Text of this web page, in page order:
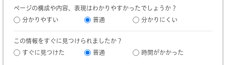
ページの構成や内容、表現はわかりやすかったでしょうか？
分かりやすい
普通 分かりにくい
この情報をすぐに見つけられましたか？
すぐに見つけた
普通 時間がかかった